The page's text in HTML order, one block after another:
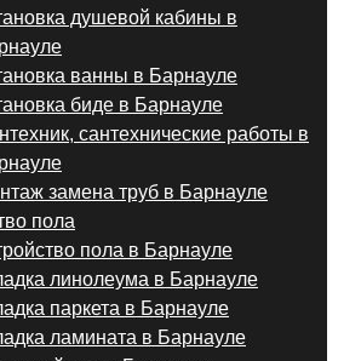
душевой кабины в
ванны в Барнауле
биде в Барнауле
сантехнические работы в
замена труб в Барнауле
пола
пола в Барнауле
линолеума в Барнауле
паркета в Барнауле
ламината в Барнауле